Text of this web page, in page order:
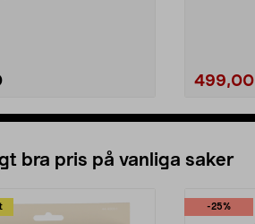
499,00
bra pris på vanliga saker
-25%